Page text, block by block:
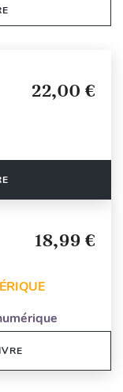
22,00 €
18,99 €